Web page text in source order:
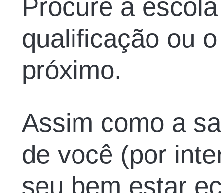
Procure a
qualificação ou
próximo.
Assim como a
de você (por
seu bem estar